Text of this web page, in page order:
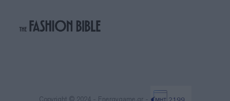
Copyright © 2024 - Energygame.gr -